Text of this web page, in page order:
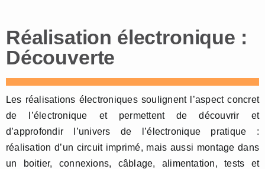
Réalisation électronique :
Découverte
Les réalisations électroniques soulignent l’aspect concret
de l’électronique et permettent de découvrir et
d’approfondir l’univers de l’électronique pratique :
réalisation d’un circuit imprimé, mais aussi montage dans
un boitier, connexions, câblage, alimentation, tests et